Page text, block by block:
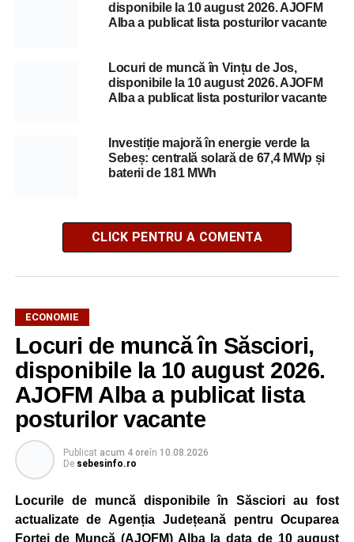
disponibile la 10 august 2026. AJOFM
Alba a publicat lista posturilor vacante
Locuri de muncă în Vințu de Jos,
disponibile la 10 august 2026. AJOFM
Alba a publicat lista posturilor vacante
Investiție majoră în energie verde la
Sebeș: centrală solară de 67,4 MWp și
baterii de 181 MWh
CLICK PENTRU A COMENTA
ECONOMIE
Locuri de muncă în Săsciori,
disponibile la 10 august 2026.
AJOFM Alba a publicat lista
posturilor vacante
Publicat acum 4 oreîn 10.08.2026
De sebesinfo.ro
Locurile de muncă disponibile în Săsciori au fost
actualizate de Agenția Județeană pentru Ocuparea
Forței de Muncă (AJOFM) Alba la data de 10 august